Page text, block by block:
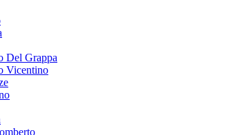
Del Grappa
Vicentino